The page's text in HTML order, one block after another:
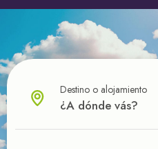
¿CUÁL VA A SER
Destino o alojamiento